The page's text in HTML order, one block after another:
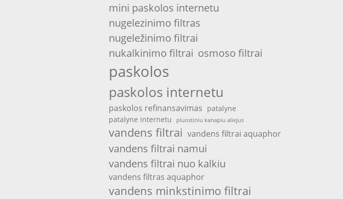
mini paskolos internetu
nugelezinimo filtras
nugeležinimo filtrai
nukalkinimo filtrai osmoso filtrai
paskolos
paskolos internetu
paskolos refinansavimas patalyne
patalyne internetu
pluostiniu kanapiu aliejus
vandens filtrai vandens filtrai aquaphor
vandens filtrai namui
vandens filtrai nuo kalkiu
vandens filtras aquaphor
vandens minkstinimo filtrai